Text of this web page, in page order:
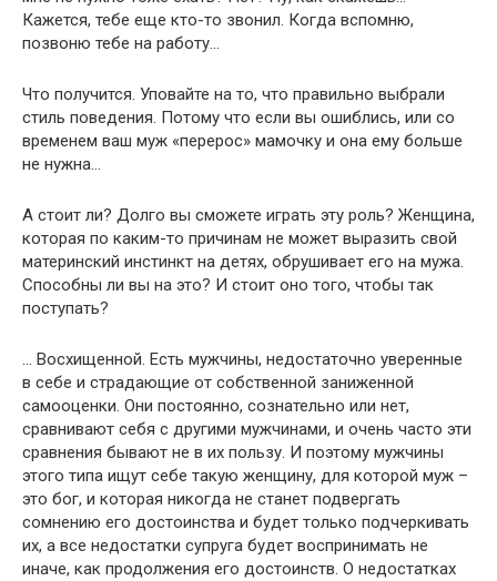
Кажется, тебе еще кто-то звонил. Когда вспомню,
позвоню тебе на работу…
Что получится. Уповайте на то, что правильно выбрали
стиль поведения. Потому что если вы ошиблись, или со
временем ваш муж «перерос» мамочку и она ему больше
не нужна…
А стоит ли? Долго вы сможете играть эту роль? Женщина,
которая по каким-то причинам не может выразить свой
материнский инстинкт на детях, обрушивает его на мужа.
Способны ли вы на это? И стоит оно того, чтобы так
поступать?
… Восхищенной. Есть мужчины, недостаточно уверенные
в себе и страдающие от собственной заниженной
самооценки. Они постоянно, сознательно или нет,
сравнивают себя с другими мужчинами, и очень часто эти
сравнения бывают не в их пользу. И поэтому мужчины
этого типа ищут себе такую женщину, для которой муж –
это бог, и которая никогда не станет подвергать
сомнению его достоинства и будет только подчеркивать
их, а все недостатки супруга будет воспринимать не
иначе, как продолжения его достоинств. О недостатках